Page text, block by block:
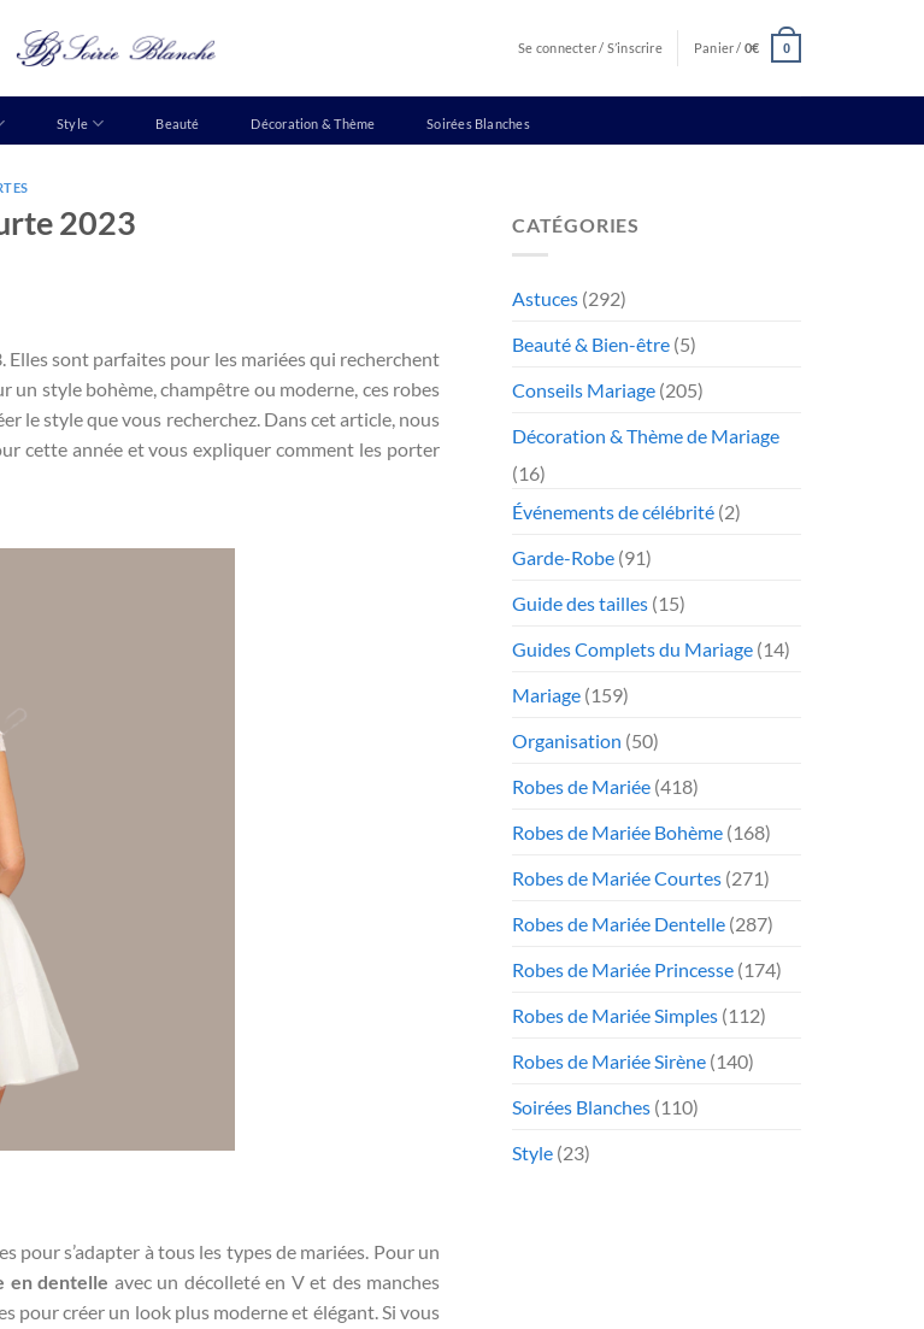
Se connecter / S’inscrire Panier / 0€ 0
Style Beauté Décoration & Thème Soirées Blanches
2023
sont parfaites pour les mariées qui recherchent
style bohème, champêtre ou moderne, ces robes
le style que vous recherchez. Dans cet article, nous
cette année et vous expliquer comment les porter
pour s’adapter à tous les types de mariées. Pour un
en dentelle avec un décolleté en V et des manches
pour créer un look plus moderne et élégant. Si vous
CATÉGORIES
Astuces (292)
Beauté & Bien-être (5)
Conseils Mariage (205)
Décoration & Thème de Mariage
(16)
Événements de célébrité (2)
Garde-Robe (91)
Guide des tailles (15)
Guides Complets du Mariage (14)
Mariage (159)
Organisation (50)
Robes de Mariée (418)
Robes de Mariée Bohème (168)
Robes de Mariée Courtes (271)
Robes de Mariée Dentelle (287)
Robes de Mariée Princesse (174)
Robes de Mariée Simples (112)
Robes de Mariée Sirène (140)
Soirées Blanches (110)
Style (23)